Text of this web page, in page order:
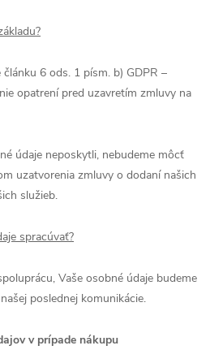
6 ods. 1 písm. b) GDPR –
opatrení pred uzavretím zmluvy na
údaje neposkytli, nebudeme môcť
uzatvorenia zmluvy o dodaní našich
služieb.
spracúvať?
Vaše osobné údaje budeme
poslednej komunikácie.
v prípade nákupu